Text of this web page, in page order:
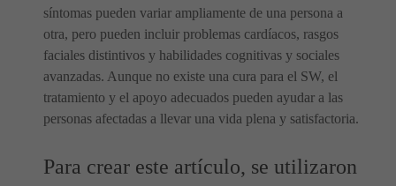
síntomas pueden variar ampliamente de una persona a
otra, pero pueden incluir problemas cardíacos, rasgos
faciales distintivos y habilidades cognitivas y sociales
avanzadas. Aunque no existe una cura para el SW, el
tratamiento y el apoyo adecuados pueden ayudar a las
personas afectadas a llevar una vida plena y satisfactoria.
Para crear este artículo, se utilizaron